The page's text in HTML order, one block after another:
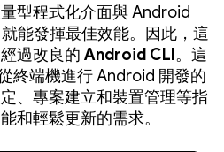
型程式化介面與 Android
能發揮最佳效能。因此，這
過改良的 Android CLI 。這
終端機進行 Android 開發的
、專案建立和裝置管理等指
和輕鬆更新的需求。